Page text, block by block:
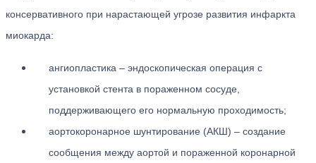
консервативного при нарастающей угрозе развития инфаркта
миокарда:
ангиопластика – эндоскопическая операция с
установкой стента в пораженном сосуде,
поддерживающего его нормальную проходимость;
аортокоронарное шунтирование (АКШ) – создание
сообщения между аортой и пораженной коронарной